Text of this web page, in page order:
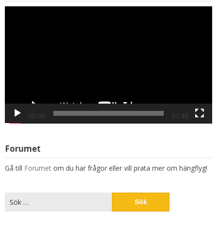
00:00 07:46
Forumet
Gå till Forumet om du har frågor eller vill prata mer om hängflyg!
efter: